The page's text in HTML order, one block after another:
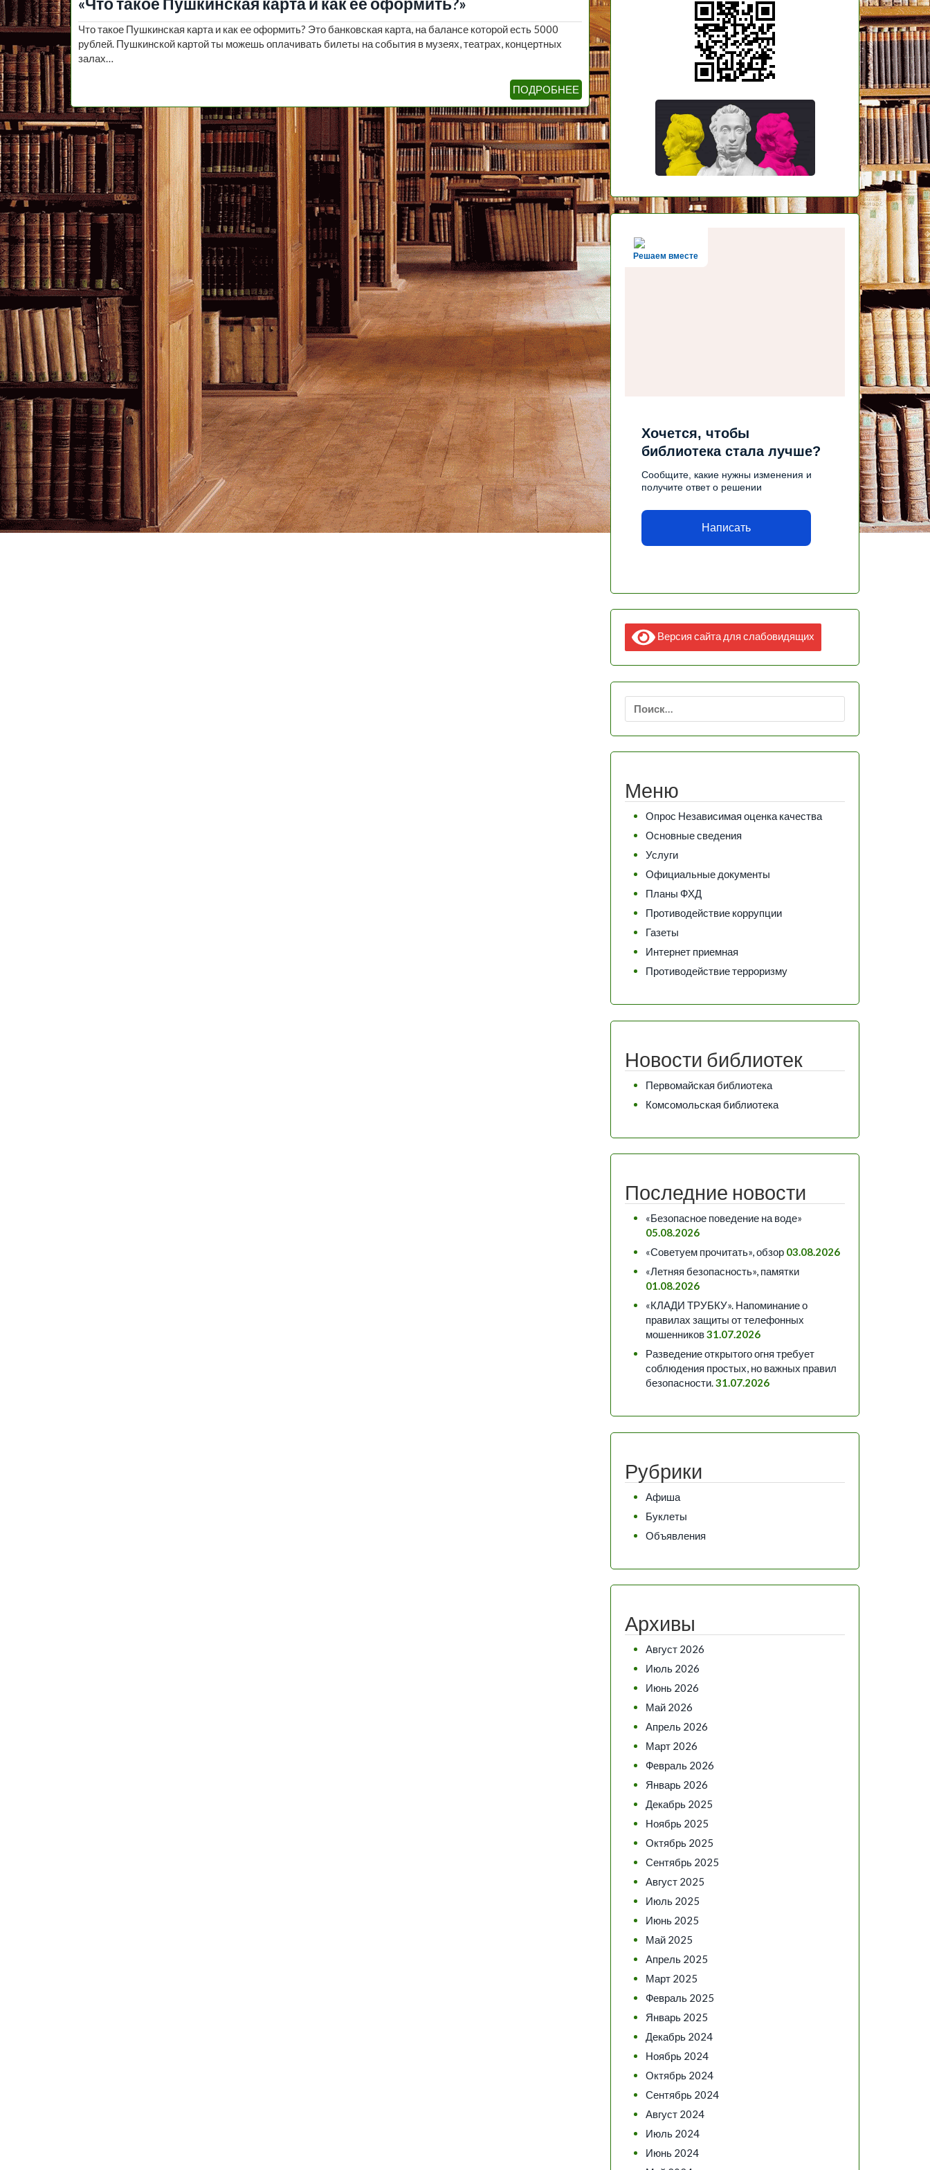
«Что такое Пушкинская карта и как ее оформить?»
Что такое Пушкинская карта и как ее оформить? Это банковская карта, на балансе которой есть 5000
рублей. Пушкинской картой ты можешь оплачивать билеты на события в музеях, театрах, концертных
залах…
ПОДРОБНЕЕ
Решаем вместе
Хочется, чтобы
библиотека стала лучше?
Сообщите, какие нужны изменения и
получите ответ о решении
Написать
Версия сайта для слабовидящих
Найти:
Меню
Опрос Независимая оценка качества
Основные сведения
Услуги
Официальные документы
Планы ФХД
Противодействие коррупции
Газеты
Интернет приемная
Противодействие терроризму
Новости библиотек
Первомайская библиотека
Комсомольская библиотека
Последние новости
«Безопасное поведение на воде»
05.08.2026
«Советуем прочитать», обзор 03.08.2026
«Летняя безопасность», памятки
01.08.2026
«КЛАДИ ТРУБКУ». Напоминание о
правилах защиты от телефонных
мошенников31.07.2026
Разведение открытого огня требует
соблюдения простых, но важных правил
безопасности.31.07.2026
Рубрики
Афиша
Буклеты
Объявления
Архивы
Август 2026
Июль 2026
Июнь 2026
Май 2026
Апрель 2026
Март 2026
Февраль 2026
Январь 2026
Декабрь 2025
Ноябрь 2025
Октябрь 2025
Сентябрь 2025
Август 2025
Июль 2025
Июнь 2025
Май 2025
Апрель 2025
Март 2025
Февраль 2025
Январь 2025
Декабрь 2024
Ноябрь 2024
Октябрь 2024
Сентябрь 2024
Август 2024
Июль 2024
Июнь 2024